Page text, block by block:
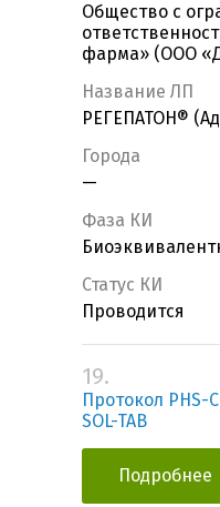
Общество с
фарма» (ООО
Название ЛП
РЕГЕПАТОН®
Города
—
Фаза КИ
Статус КИ
Проводится
19.
Протокол PHS-
SOL-TAB
Подробнее